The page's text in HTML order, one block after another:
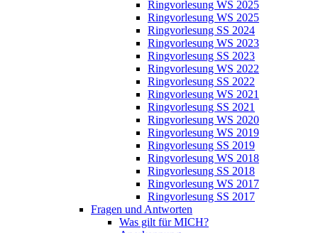
Ringvorlesung WS 2025
Ringvorlesung WS 2025
Ringvorlesung SS 2024
Ringvorlesung WS 2023
Ringvorlesung SS 2023
Ringvorlesung WS 2022
Ringvorlesung SS 2022
Ringvorlesung WS 2021
Ringvorlesung SS 2021
Ringvorlesung WS 2020
Ringvorlesung WS 2019
Ringvorlesung SS 2019
Ringvorlesung WS 2018
Ringvorlesung SS 2018
Ringvorlesung WS 2017
Ringvorlesung SS 2017
Fragen und Antworten
Was gilt für MICH?